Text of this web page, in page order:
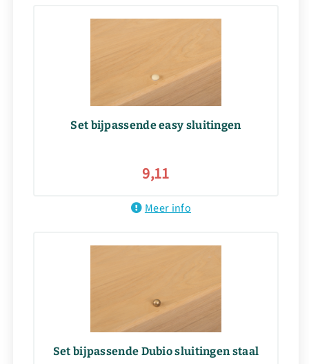
Set bijpassende easy sluitingen
9,11
Meer info
Set bijpassende Dubio sluitingen staal